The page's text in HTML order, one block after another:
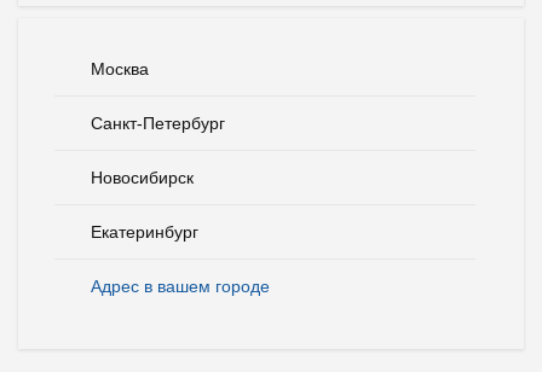
Москва
Санкт-Петербург
Новосибирск
Екатеринбург
Адрес в вашем городе